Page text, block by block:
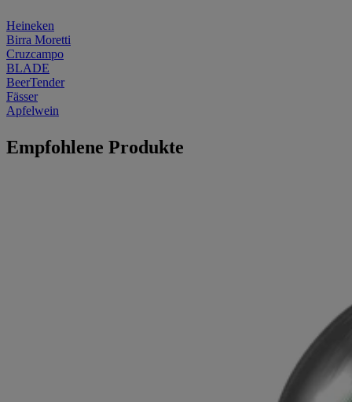
Heineken
Birra Moretti
Cruzcampo
BLADE
BeerTender
Fässer
Apfelwein
Empfohlene Produkte